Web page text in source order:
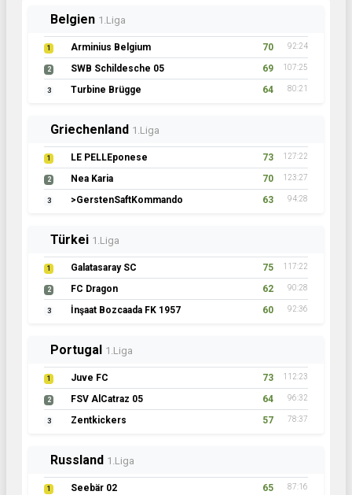
Belgien 1.Liga
1 Arminius Belgium 70 92:24
2 SWB Schildesche 05 69 107:25
3 Turbine Brügge 64 80:21
Griechenland 1.Liga
1 LE PELLEponese 73 127:22
2 Nea Karia 70 123:27
3 >GerstenSaftKommando 63 94:28
Türkei 1.Liga
1 Galatasaray SC 75 117:22
2 FC Dragon 62 90:28
3 İnşaat Bozcaada FK 1957 60 92:36
Portugal 1.Liga
1 Juve FC 73 112:23
2 FSV AlCatraz 05 64 96:32
3 Zentkickers 57 78:37
Russland 1.Liga
1 Seebär 02 65 87:16